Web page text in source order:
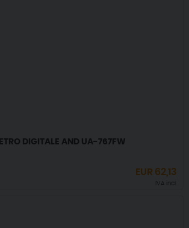
DIGITALE AND UA-767FW
EUR 62,13
IVA incl.